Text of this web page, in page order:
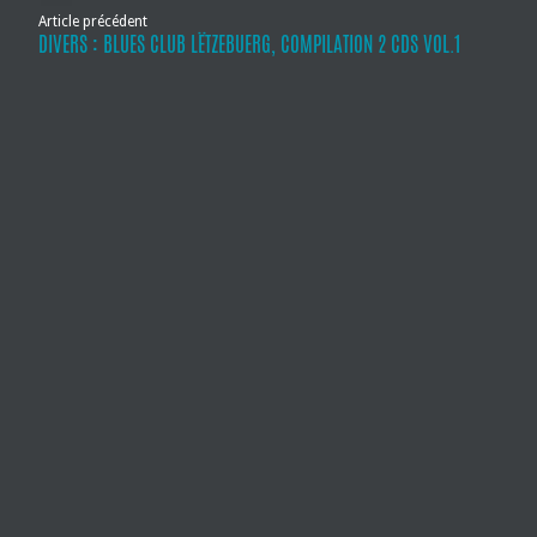
Article précédent
DIVERS : BLUES CLUB LËTZEBUERG, COMPILATION 2 CDS VOL.1